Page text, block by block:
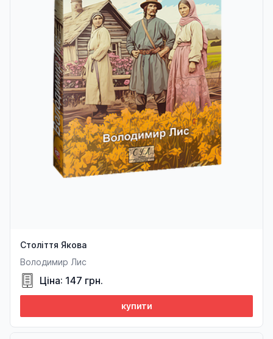
Століття Якова
Володимир Лис
Ціна: 147 грн.
купити